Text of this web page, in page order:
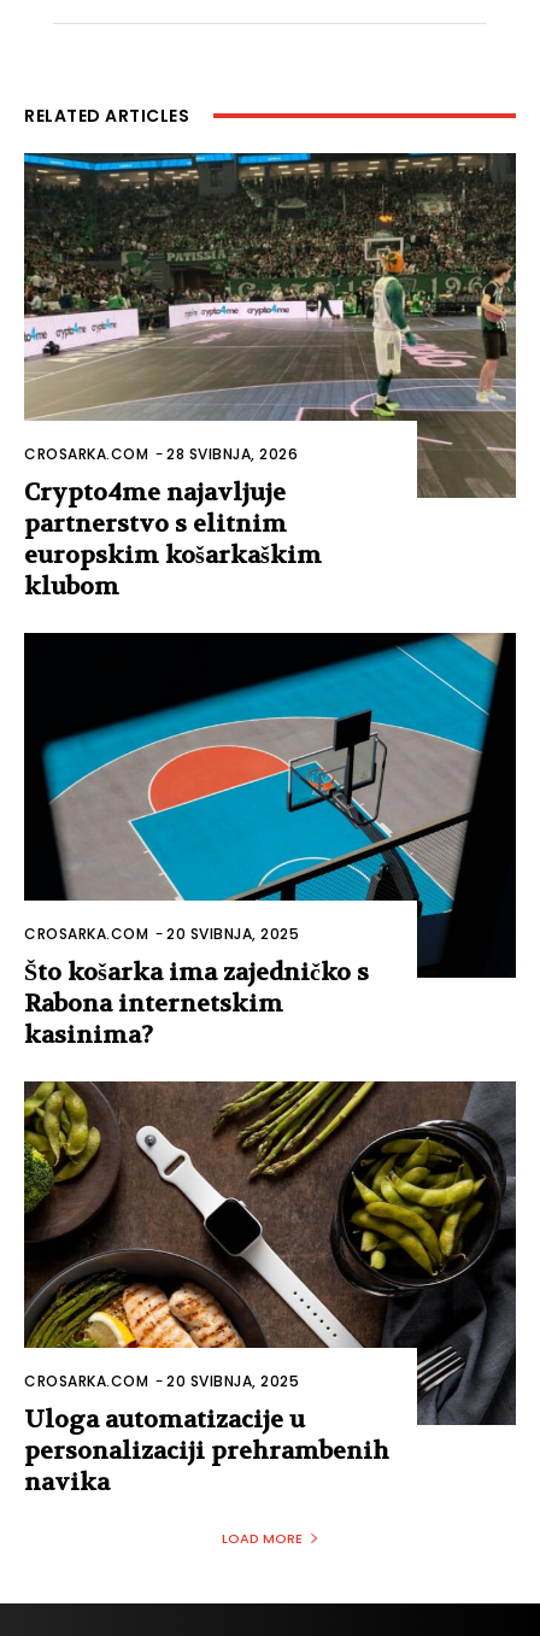
RELATED ARTICLES
CROSARKA.COM -28 SVIBNJA, 2026
Crypto4me najavljuje
partnerstvo s elitnim
europskim košarkaškim
klubom
CROSARKA.COM -20 SVIBNJA, 2025
Što košarka ima zajedničko s
Rabona internetskim
kasinima?
CROSARKA.COM -20 SVIBNJA, 2025
Uloga automatizacije u
personalizaciji prehrambenih
navika
LOAD MORE